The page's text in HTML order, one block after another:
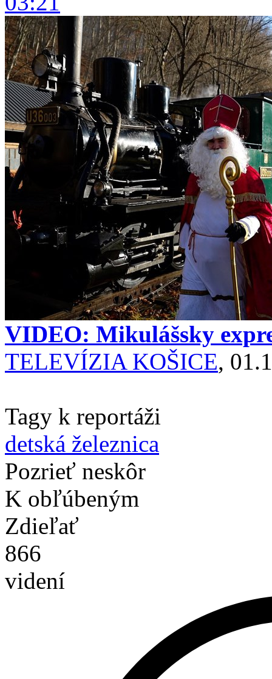
VIDEO: Mikulášsky
TELEVÍZIA KOŠICE,
Tagy k reportáži
detská železnica
Pozrieť neskôr
K obľúbeným
Zdieľať
866
videní